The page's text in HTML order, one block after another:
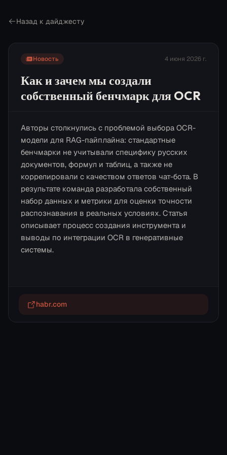
Назад к дайджесту
Новость 4 июня 2026 г.
Как и зачем мы создали
собственный бенчмарк для OCR
Авторы столкнулись с проблемой выбора OCR-
модели для RAG-пайплайна: стандартные
бенчмарки не учитывали специфику русских
документов, формул и таблиц, а также не
коррелировали с качеством ответов чат-бота. В
результате команда разработала собственный
набор данных и метрики для оценки точности
распознавания в реальных условиях. Статья
описывает процесс создания инструмента и
выводы по интеграции OCR в генеративные
системы.
habr.com